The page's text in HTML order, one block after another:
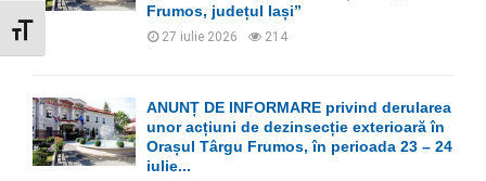
GLISOR MĂRIME FONT
Frumos, județul Iași”
27 iulie 2026 214
ANUNȚ DE INFORMARE privind derularea
unor acțiuni de dezinsecție exterioară în
Orașul Târgu Frumos, în perioada 23 – 24
iulie...